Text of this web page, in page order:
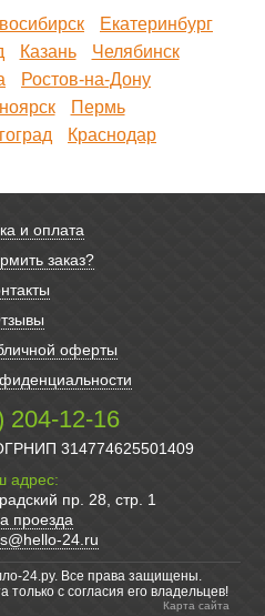
Екатеринбург
Казань
Челябинск
Ростов-на-Дону
Пермь
Краснодар
и оплата
заказ?
оферты
204-12-16
314774625501409
адрес:
пр. 28, стр. 1
проезда
24.ru
24.ру. Все права защищены.
с согласия его владельцев!
Карта сайта